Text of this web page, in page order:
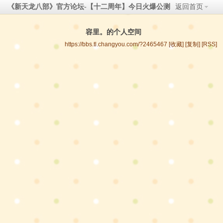
《新天龙八部》官方论坛-【十二周年】今日火爆公测 返回首页
容里。的个人空间
https://bbs.tl.changyou.com/?2465467 [收藏] [复制] [RSS]